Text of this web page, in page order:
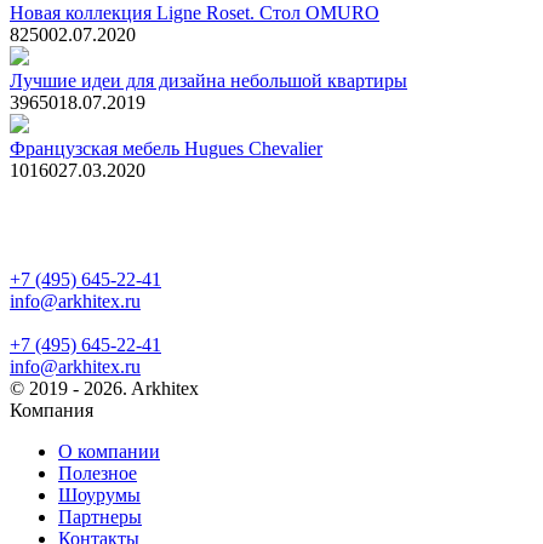
Новая коллекция Ligne Roset. Стол OMURO
825002.07.2020
Лучшие идеи для дизайна небольшой квартиры
3965018.07.2019
Французская мебель Hugues Chevalier
1016027.03.2020
+7 (495) 645-22-41
info@arkhitex.ru
+7 (495) 645-22-41
info@arkhitex.ru
© 2019 - 2026. Arkhitex
Компания
О компании
Полезное
Шоурумы
Партнеры
Контакты